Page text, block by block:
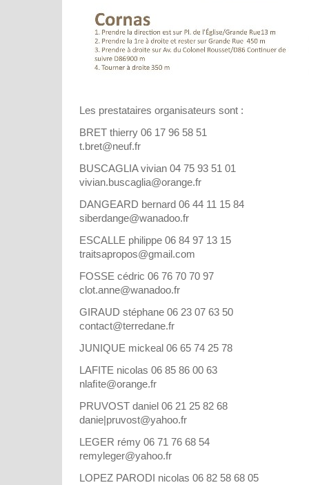
Les prestataires organisateurs sont :
BRET thierry 06 17 96 58 51
t.bret@neuf.fr
BUSCAGLIA vivian 04 75 93 51 01
vivian.buscaglia@orange.fr
DANGEARD bernard 06 44 11 15 84
siberdange@wanadoo.fr
ESCALLE philippe 06 84 97 13 15
traitsapropos@gmail.com
FOSSE cédric 06 76 70 70 97
clot.anne@wanadoo.fr
GIRAUD stéphane 06 23 07 63 50
contact@terredane.fr
JUNIQUE mickeal 06 65 74 25 78
LAFITE nicolas 06 85 86 00 63
nlaﬁte@orange.fr
PRUVOST daniel 06 21 25 82 68
danie|pruvost@yahoo.fr
LEGER rémy 06 71 76 68 54
remyleger@yahoo.fr
LOPEZ PARODI nicolas 06 82 58 68 05